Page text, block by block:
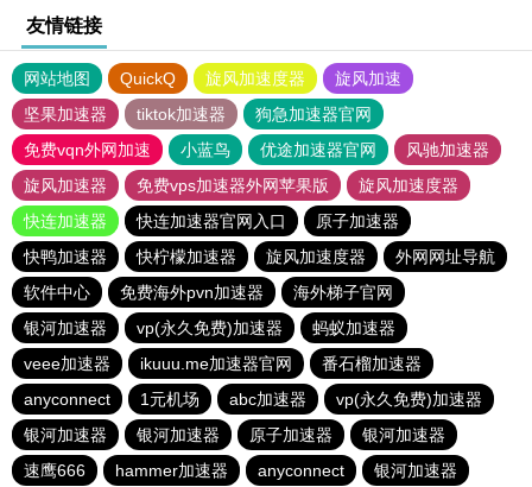
友情链接
网站地图 QuickQ 旋风加速度器
旋风加速
坚果加速器
tiktok加速器
狗急加速器官网
免费vqn外网加速
小蓝鸟 优途加速器官网
风驰加速器
旋风加速器
免费vps加速器外网苹果版
旋风加速度器
快连加速器
快连加速器官网入口
原子加速器
快鸭加速器
快柠檬加速器 旋风加速度器
外网网址导航
软件中心
免费海外pvn加速器
海外梯子官网
银河加速器
vp(永久免费)加速器
蚂蚁加速器
veee加速器
ikuuu.me加速器官网
番石榴加速器
anyconnect
1元机场 abc加速器
vp(永久免费)加速器
银河加速器
银河加速器 原子加速器
银河加速器
速鹰666
hammer加速器 anyconnect 银河加速器